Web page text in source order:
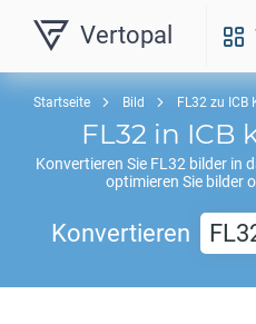
Vertopal
Startseite Bild FL32 zu ICB
FL32 in ICB
Konvertieren Sie FL32 bilder in
optimieren Sie bilder
Konvertieren